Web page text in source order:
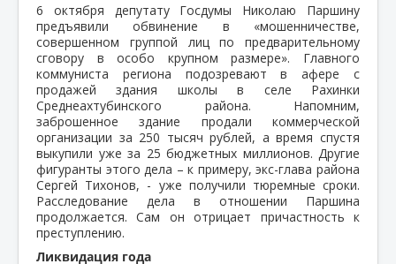
6 октября депутату Госдумы Николаю Паршину
предъявили обвинение в «мошенничестве,
совершенном группой лиц по предварительному
сговору в особо крупном размере». Главного
коммуниста региона подозревают в афере с
продажей здания школы в селе Рахинки
Среднеахтубинского района. Напомним,
заброшенное здание продали коммерческой
организации за 250 тысяч рублей, а время спустя
выкупили уже за 25 бюджетных миллионов. Другие
фигуранты этого дела – к примеру, экс-глава района
Сергей Тихонов, - уже получили тюремные сроки.
Расследование дела в отношении Паршина
продолжается. Сам он отрицает причастность к
преступлению.
Ликвидация года